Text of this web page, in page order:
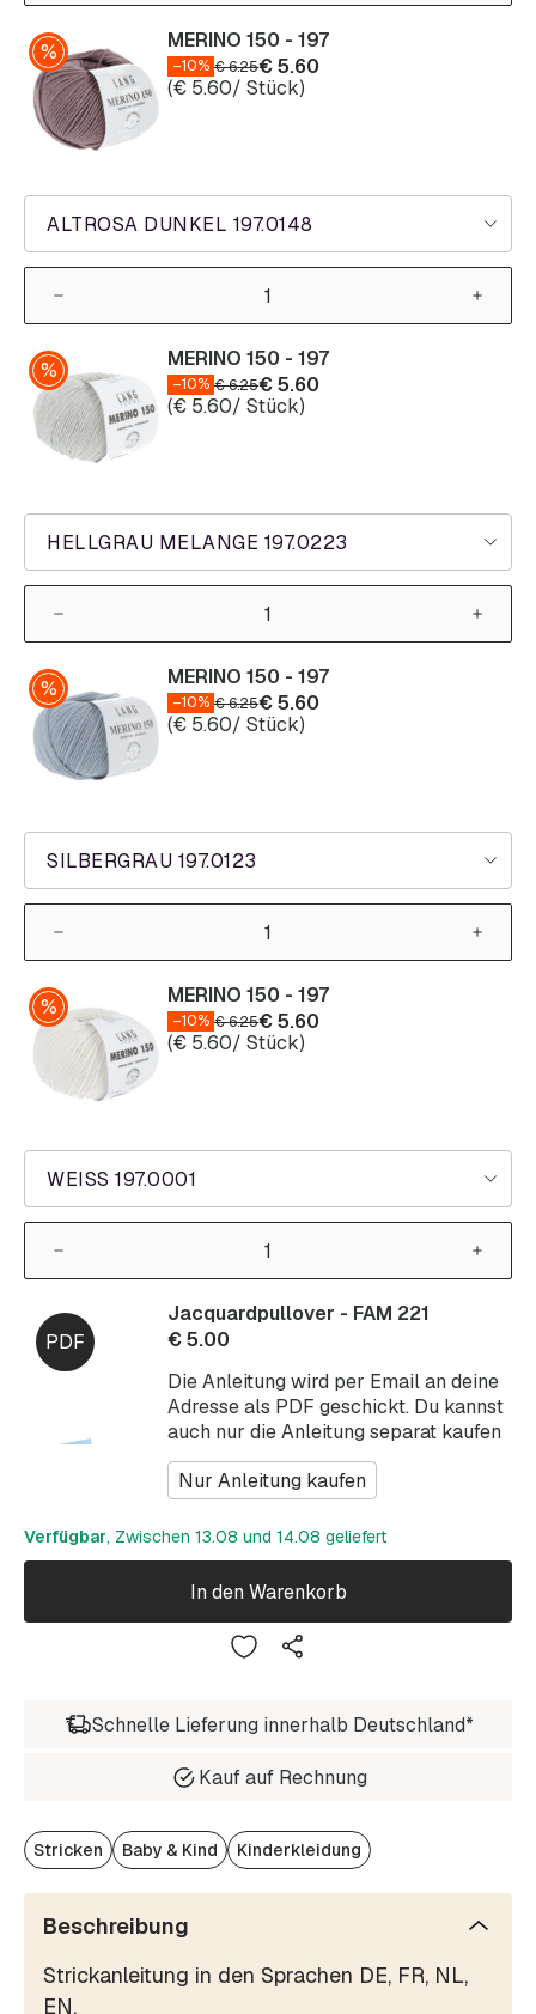
ALTROSA DUNKEL 197.0148
MERINO 150 - 197
–10% €6.25€5.60
(€ 5.60/ Stück)
HELLGRAU MELANGE 197.0223
MERINO 150 - 197
–10% €6.25€5.60
(€ 5.60/ Stück)
SILBERGRAU 197.0123
MERINO 150 - 197
–10% €6.25€5.60
(€ 5.60/ Stück)
WEISS 197.0001
MERINO 150 - 197
–10% €6.25€5.60
(€ 5.60/ Stück)
Die Anleitung wird per Email an deine
Adresse als PDF geschickt. Du kannst
auch nur die Anleitung separat kaufen
Nur Anleitung kaufen
Jacquardpullover - FAM 221
€5.00
Verfügbar, Zwischen 13.08 und 14.08 geliefert
In den Warenkorb
Schnelle Lieferung innerhalb Deutschland*
Kauf auf Rechnung
Stricken Baby & Kind Kinderkleidung
Beschreibung
Strickanleitung in den Sprachen DE, FR, NL,
EN.